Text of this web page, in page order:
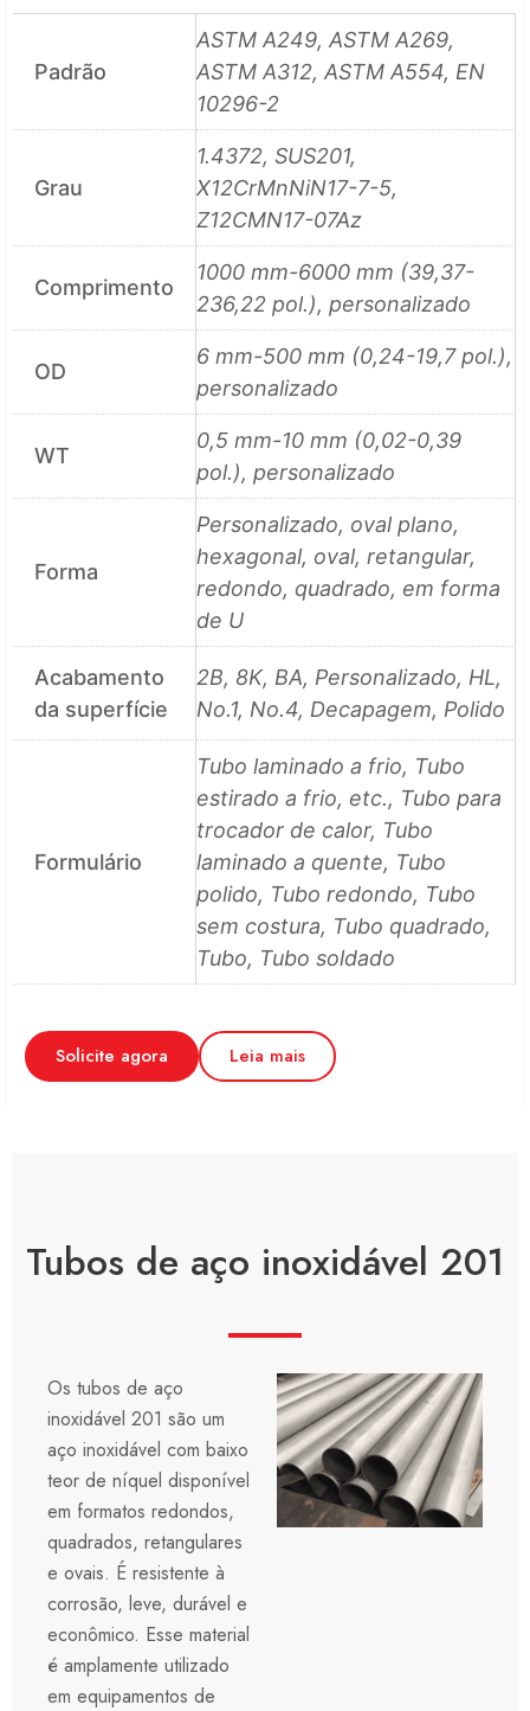
Padrão
ASTM A249, ASTM A269,
ASTM A312, ASTM A554, EN
10296-2
Grau
1.4372, SUS201,
X12CrMnNiN17-7-5,
Z12CMN17-07Az
Comprimento
1000 mm-6000 mm (39,37-
236,22 pol.), personalizado
OD
6 mm-500 mm (0,24-19,7 pol.),
personalizado
WT
0,5 mm-10 mm (0,02-0,39
pol.), personalizado
Forma
Personalizado, oval plano,
hexagonal, oval, retangular,
redondo, quadrado, em forma
de U
Acabamento
da superfície
2B, 8K, BA, Personalizado, HL,
No.1, No.4, Decapagem, Polido
Formulário
Tubo laminado a frio, Tubo
estirado a frio, etc., Tubo para
trocador de calor, Tubo
laminado a quente, Tubo
polido, Tubo redondo, Tubo
sem costura, Tubo quadrado,
Tubo, Tubo soldado
Solicite agora Leia mais
Tubos de aço inoxidável 201
Os tubos de aço
inoxidável 201 são um
aço inoxidável com baixo
teor de níquel disponível
em formatos redondos,
quadrados, retangulares
e ovais. É resistente à
corrosão, leve, durável e
econômico. Esse material
é amplamente utilizado
em equipamentos de